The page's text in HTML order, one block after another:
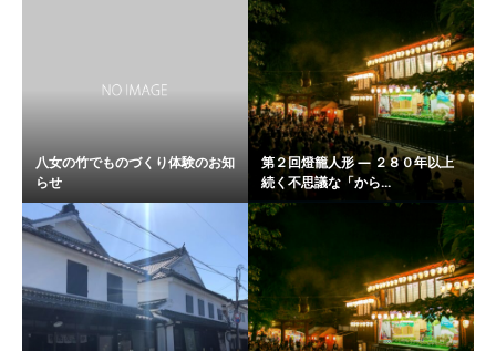
八女の竹でものづくり体験のお知
らせ
第２回燈籠人形 ― ２８０年以上
続く不思議な「から...